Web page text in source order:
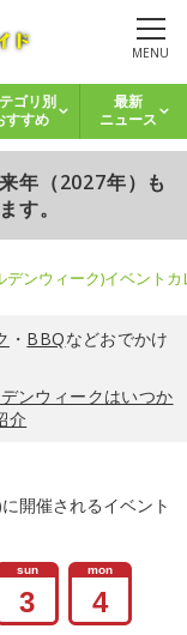
MENU
ゴリ別
すすめ
最新
ニュース
年（2027年）も
す。
デンウィーク)イベント
・ BBQなどおでかけ
ンウィークはいつか
介
開催されるイベント
sun
3
mon
4